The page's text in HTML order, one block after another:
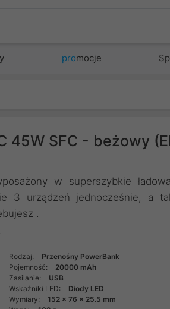
promocje
45W SFC - beżowy
w superszybkie
3 urządzeń jednocześnie, a
.
Rodzaj:
Przenośny PowerBank
Pojemność:
20000 mAh
Zasilanie:
USB
Wskaźniki LED:
Diody LED
Wymiary:
152 x 76 x 25.5 mm